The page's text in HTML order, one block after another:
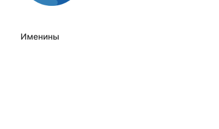
Именины